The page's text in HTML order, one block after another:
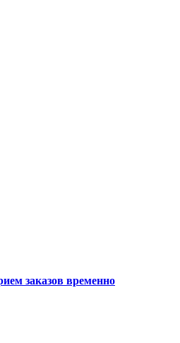
заказов временно